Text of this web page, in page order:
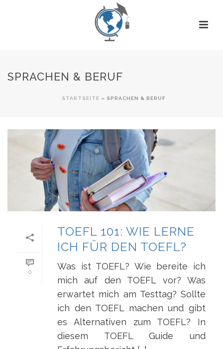
SPRACHEN & BERUF
STARTSEITE » SPRACHEN & BERUF
0
TOEFL 101: WIE LERNE
ICH FÜR DEN TOEFL?
Was ist TOEFL? Wie bereite ich
mich auf den TOEFL vor? Was
erwartet mich am Testtag? Sollte
ich den TOEFL machen und gibt
es Alternativen zum TOEFL? In
diesem TOEFL Guide und